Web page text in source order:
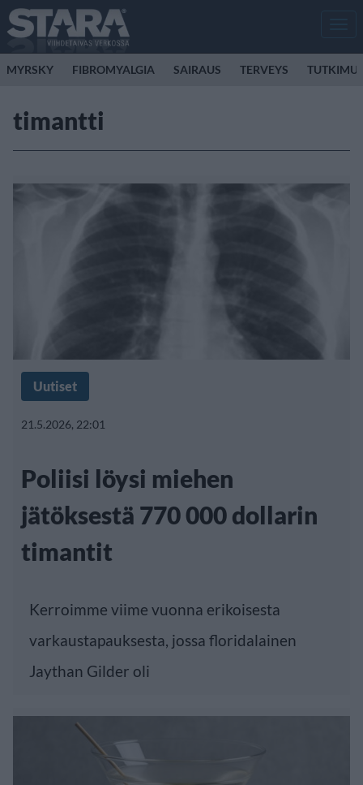
MYRSKY FIBROMYALGIA SAIRAUS TERVEYS
timantti
Uutiset
21.5.2026, 22:01
Poliisi löysi miehen
jätöksestä 770 000 dollarin
timantit
Kerroimme viime vuonna erikoisesta
varkaustapauksesta, jossa floridalainen
Jaythan Gilder oli